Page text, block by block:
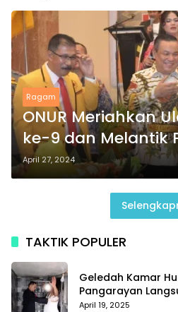
Ragam
ONUR Meriahkan
ke-9 dan Melantik
April 27, 2024
TAKTIK POPULER
Geledah Kamar
Pangarayan
Temuan
April 19, 2025